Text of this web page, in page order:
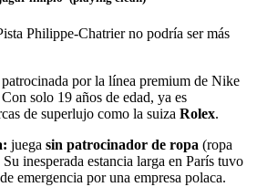
Philippe-Chatrier no podría ser más
patrocinada por la línea premium de Nike
solo 19 años de edad, ya es
de superlujo como la suiza Rolex.
juega sin patrocinador de ropa (ropa
inesperada estancia larga en París tuvo
emergencia por una empresa polaca.